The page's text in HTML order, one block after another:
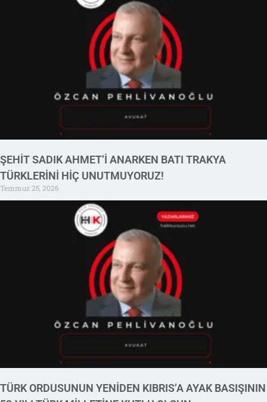
ŞEHİT SADIK AHMET’İ ANARKEN BATI TRAKYA
TÜRKLERİNİ HİÇ UNUTMUYORUZ!
Temmuz 25, 2026
TÜRK ORDUSUNUN YENİDEN KIBRIS’A AYAK BASIŞININ